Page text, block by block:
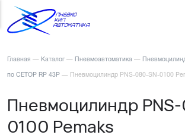
Главная — Каталог — Пневмоавтоматика —
по CETOP RP 43P — Пневмоцилиндр PNS-080-SN-0100
Пневмоцилиндр
0100 Pemaks